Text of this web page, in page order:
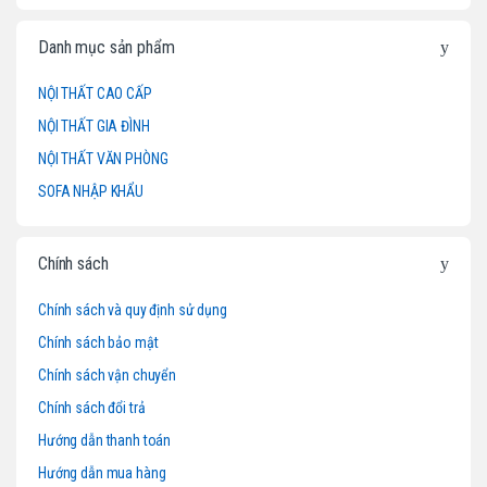
Danh mục sản phẩm
NỘI THẤT CAO CẤP
NỘI THẤT GIA ĐÌNH
NỘI THẤT VĂN PHÒNG
SOFA NHẬP KHẨU
Chính sách
Chính sách và quy định sử dụng
Chính sách bảo mật
Chính sách vận chuyển
Chính sách đổi trả
Hướng dẫn thanh toán
Hướng dẫn mua hàng